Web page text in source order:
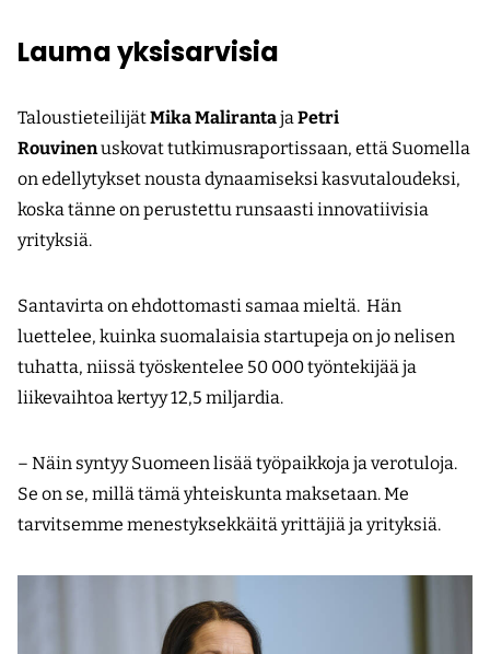
Lauma yksisarvisia
TaloustieteilijätMika Malirantaja Petri
Rouvinenuskovat tutkimusraportissaan, että Suomella
on edellytykset nousta dynaamiseksi kasvutaloudeksi,
koska tänne on perustettu runsaasti innovatiivisia
yrityksiä.
Santavirta on ehdottomasti samaa mieltä. Hän
luettelee, kuinka suomalaisia startupeja on jo nelisen
tuhatta, niissä työskentelee 50 000 työntekijää ja
liikevaihtoa kertyy 12,5 miljardia.
– Näin syntyy Suomeen lisää työpaikkoja ja verotuloja.
Se on se, millä tämä yhteiskunta maksetaan. Me
tarvitsemme menestyksekkäitä yrittäjiä ja yrityksiä.